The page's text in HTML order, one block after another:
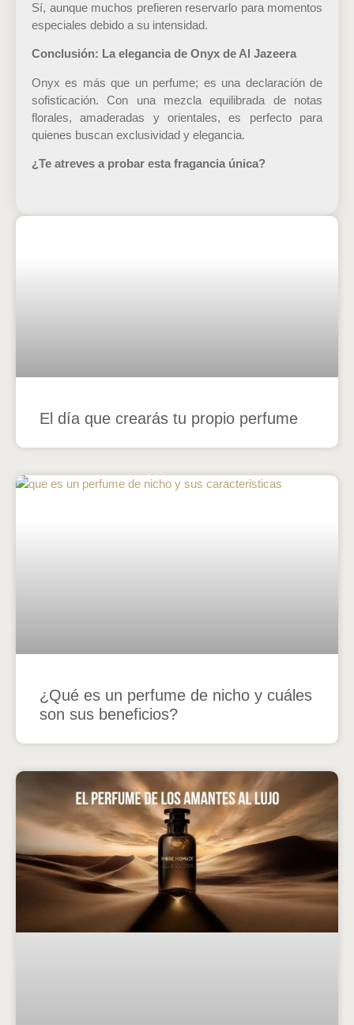
Sí, aunque muchos prefieren reservarlo para momentos
especiales debido a su intensidad.
Conclusión: La elegancia de Onyx de Al Jazeera
Onyx es más que un perfume; es una declaración de
sofisticación. Con una mezcla equilibrada de notas
florales, amaderadas y orientales, es perfecto para
quienes buscan exclusividad y elegancia.
¿Te atreves a probar esta fragancia única?
El día que crearás tu propio perfume
¿Qué es un perfume de nicho y cuáles
son sus beneficios?